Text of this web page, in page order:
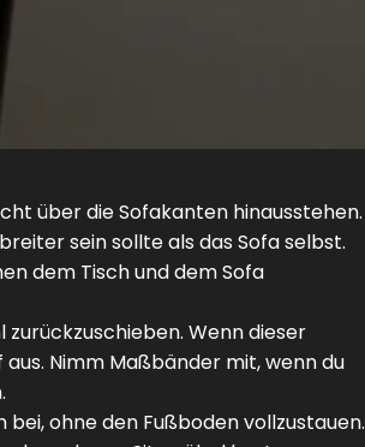
über die Sofakanten hinausstehen.
sein sollte als das Sofa selbst.
dem Tisch und dem Sofa
Wenn dieser
Nimm Maßbänder mit, wenn du
ohne den Fußboden vollzustauen.